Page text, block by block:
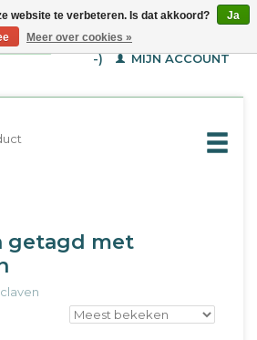
WINKELWAGEN (€--,-
-)
MIJN ACCOUNT
getagd met
website te verbeteren. Is dat akkoord?
Ja
Meer over cookies »